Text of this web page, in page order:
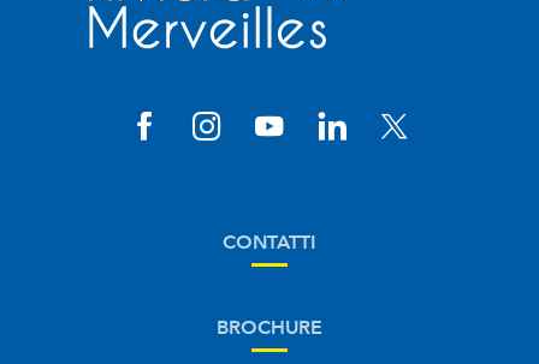
CONTATTI
BROCHURE